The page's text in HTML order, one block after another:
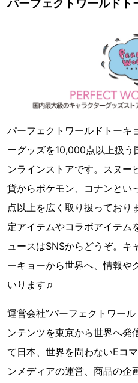
パーフェクトワールドト
パーフェクトワールドトーキ
ーグッズを10,000点以上扱
ンラインストアです。スヌー
貨からポケモン、コナンとい
点以上を広く取り扱っており
定アイテムやコラボアイテム
ュースはSNSからどうぞ。キ
ーキョーから世界へ、情報や
いります♫
運営会社”パーフェクトワー
ンテンツを東京から世界へ発
て日本、世界を問わないEコ
ンメディアの運営、商品の企